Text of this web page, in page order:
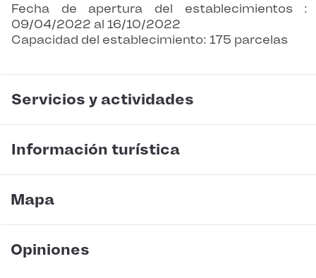
Fecha de apertura del establecimientos :
09/04/2022 al 16/10/2022
Capacidad del establecimiento: 175 parcelas
Servicios y actividades
Información turística
Mapa
Opiniones